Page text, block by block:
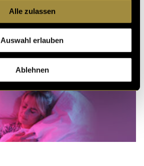
Alle zulassen
Auswahl erlauben
Ablehnen